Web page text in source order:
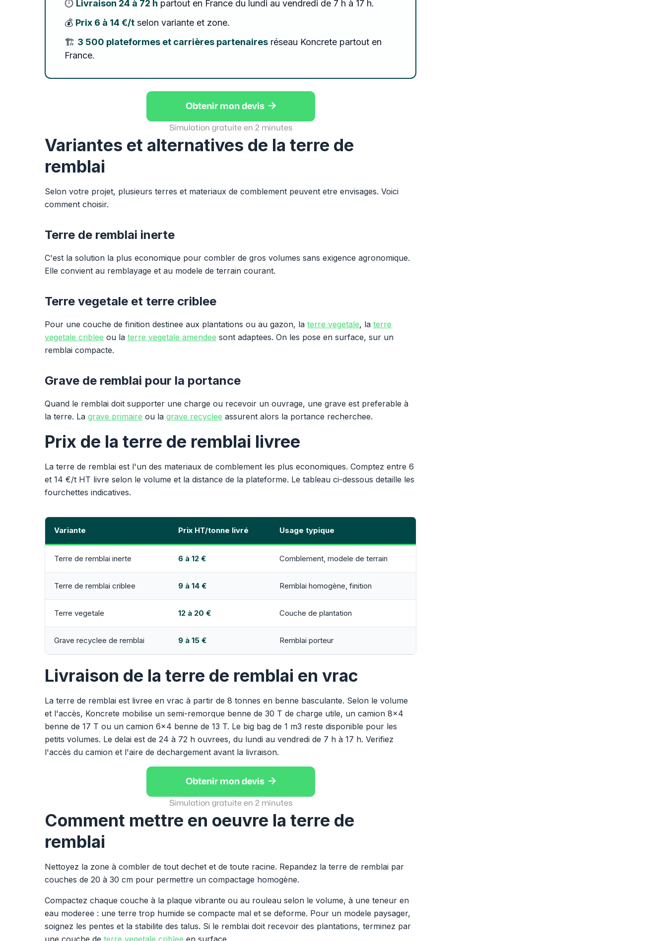
⏱️ Livraison 24 à 72 h partout en France du lundi au vendredi de 7 h à 17 h.
💰 Prix 6 à 14 €/t selon variante et zone.
🏗️ 3 500 plateformes et carrières partenaires réseau Koncrete partout en
France.
Obtenir mon devis 
Simulation gratuite en 2 minutes
Variantes et alternatives de la terre de
remblai
Selon votre projet, plusieurs terres et materiaux de comblement peuvent etre envisages. Voici
comment choisir.
Terre de remblai inerte
C'est la solution la plus economique pour combler de gros volumes sans exigence agronomique.
Elle convient au remblayage et au modele de terrain courant.
Terre vegetale et terre criblee
Pour une couche de finition destinee aux plantations ou au gazon, la terre vegetale, la terre
vegetale criblee ou la terre vegetale amendee sont adaptees. On les pose en surface, sur un
remblai compacte.
Grave de remblai pour la portance
Quand le remblai doit supporter une charge ou recevoir un ouvrage, une grave est preferable à
la terre. La grave primaire ou la grave recyclee assurent alors la portance recherchee.
Prix de la terre de remblai livree
La terre de remblai est l'un des materiaux de comblement les plus economiques. Comptez entre 6
et 14 €/t HT livre selon le volume et la distance de la plateforme. Le tableau ci-dessous detaille les
fourchettes indicatives.
Variante Prix HT/tonne livré Usage typique
Terre de remblai inerte 6 à 12 € Comblement, modele de terrain
Terre de remblai criblee 9 à 14 € Remblai homogène, finition
Terre vegetale 12 à 20 € Couche de plantation
Grave recyclee de remblai 9 à 15 € Remblai porteur
Livraison de la terre de remblai en vrac
La terre de remblai est livree en vrac à partir de 8 tonnes en benne basculante. Selon le volume
et l'accès, Koncrete mobilise un semi-remorque benne de 30 T de charge utile, un camion 8x4
benne de 17 T ou un camion 6x4 benne de 13 T. Le big bag de 1 m3 reste disponible pour les
petits volumes. Le delai est de 24 à 72 h ouvrees, du lundi au vendredi de 7 h à 17 h. Verifiez
l'accès du camion et l'aire de dechargement avant la livraison.
Obtenir mon devis 
Simulation gratuite en 2 minutes
Comment mettre en oeuvre la terre de
remblai
Nettoyez la zone à combler de tout dechet et de toute racine. Repandez la terre de remblai par
couches de 20 à 30 cm pour permettre un compactage homogène.
Compactez chaque couche à la plaque vibrante ou au rouleau selon le volume, à une teneur en
eau moderee : une terre trop humide se compacte mal et se deforme. Pour un modele paysager,
soignez les pentes et la stabilite des talus. Si le remblai doit recevoir des plantations, terminez par
une couche de terre vegetale criblee en surface.